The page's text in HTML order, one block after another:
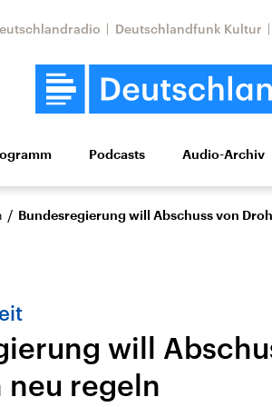
Deutschlandfunk Kultur
Wissen Kultur
Beiträge,
Nahostkonflikt
Aktuelle Lage und
Podcasts Audio-Archiv
/ Bundesregierung will Abschuss von
will
regeln